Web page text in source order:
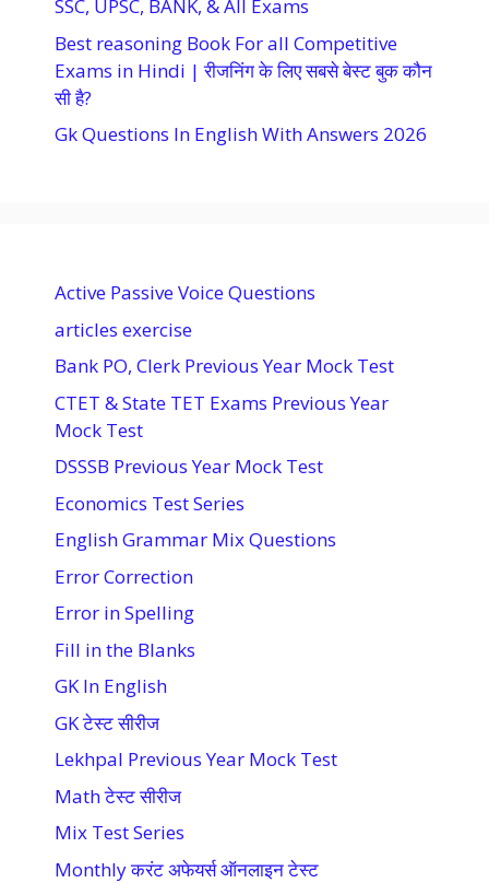
SSC, UPSC, BANK, & All Exams
Best reasoning Book For all Competitive
Exams in Hindi | रीजनिंग के लिए सबसे बेस्ट बुक कौन
सी है?
Gk Questions In English With Answers 2026
Active Passive Voice Questions
articles exercise
Bank PO, Clerk Previous Year Mock Test
CTET & State TET Exams Previous Year
Mock Test
DSSSB Previous Year Mock Test
Economics Test Series
English Grammar Mix Questions
Error Correction
Error in Spelling
Fill in the Blanks
GK In English
GK टेस्ट सीरीज
Lekhpal Previous Year Mock Test
Math टेस्ट सीरीज
Mix Test Series
Monthly करंट अफेयर्स ऑनलाइन टेस्ट